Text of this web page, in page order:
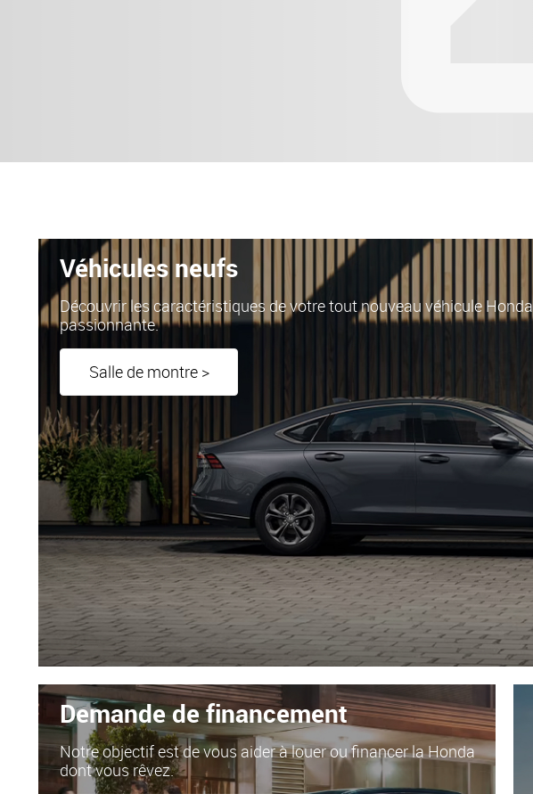
Véhicules neufs
Découvrir les caractéristiques de votre tout nouveau véhicule Honda
passionnante.
Salle de montre >
Demande de financement
Notre objectif est de vous aider à louer ou financer la Honda
dont vous rêvez.